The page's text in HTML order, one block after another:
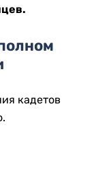
кадетов